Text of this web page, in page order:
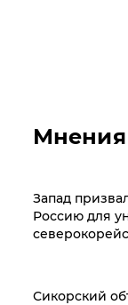
Мнения
Запад
Россию для
Сикорский